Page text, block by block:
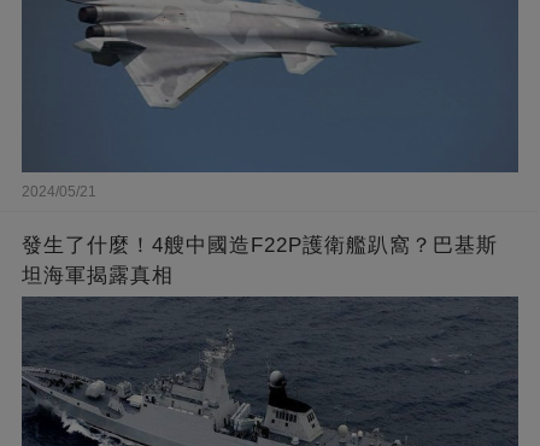
2024/05/21
發生了什麼！4艘中國造F22P護衛艦趴窩？巴基斯
坦海軍揭露真相